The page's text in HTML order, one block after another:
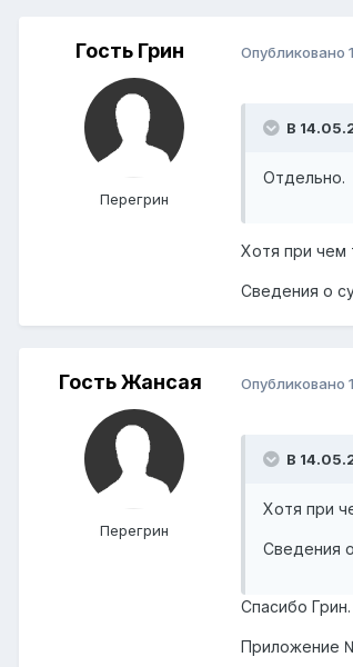
Гость Грин
Перегрин
Опубликовано
В
Отдельно.
Хотя при чем
Сведения о
Гость Жансая
Перегрин
Опубликовано
В
Хотя при
Сведения
Спасибо Грин.
Приложение